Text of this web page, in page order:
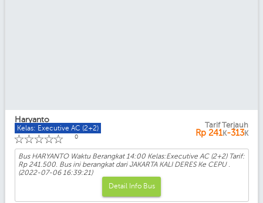
Haryanto
Kelas: Executive AC (2+2)
☆
☆
☆
☆
☆ 0
Tarif Terjauh
Rp 241K-313K
Bus HARYANTO Waktu Berangkat 14:00 Kelas:Executive AC (2+2) Tarif:
Rp 241.500. Bus ini berangkat dari JAKARTA KALI DERES Ke CEPU .
(2022-07-06 16:39:21)
Detail Info Bus